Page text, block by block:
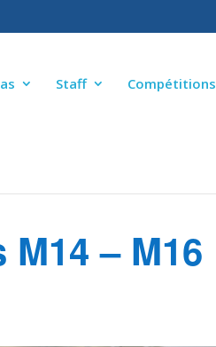
Staff Compétitions
– M16